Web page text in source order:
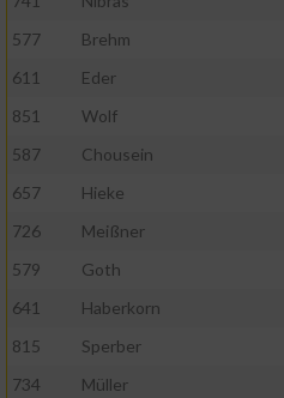
577
Brehm
611
Eder
851
Wolf
587
Chousein
657
Hieke
726
Meißner
579
Goth
641
Haberkorn
815
Sperber
734
Müller